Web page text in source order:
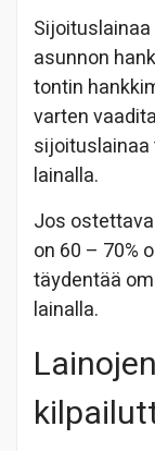
asunnon
tontin
varten
lainalla.
Jos
on 60 – 70%
täydentää
lainalla.